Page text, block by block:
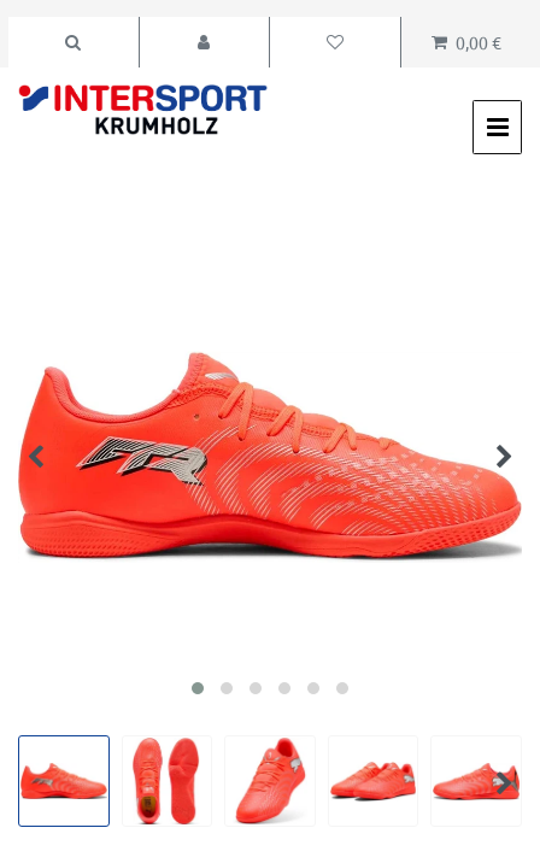
0,00 €